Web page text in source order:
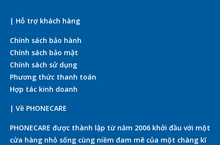
| Hỗ trợ khách hàng
Chính sách bảo hành
Chính sách bảo mật
Chính sách sử dụng
Phương thức thanh toán
Hợp tác kinh doanh
| Về PHONECARE
PHONECARE được thành lập từ năm 2006 khởi đầu với một
cửa hàng nhỏ sống cùng niềm đam mê của một chàng kĩ